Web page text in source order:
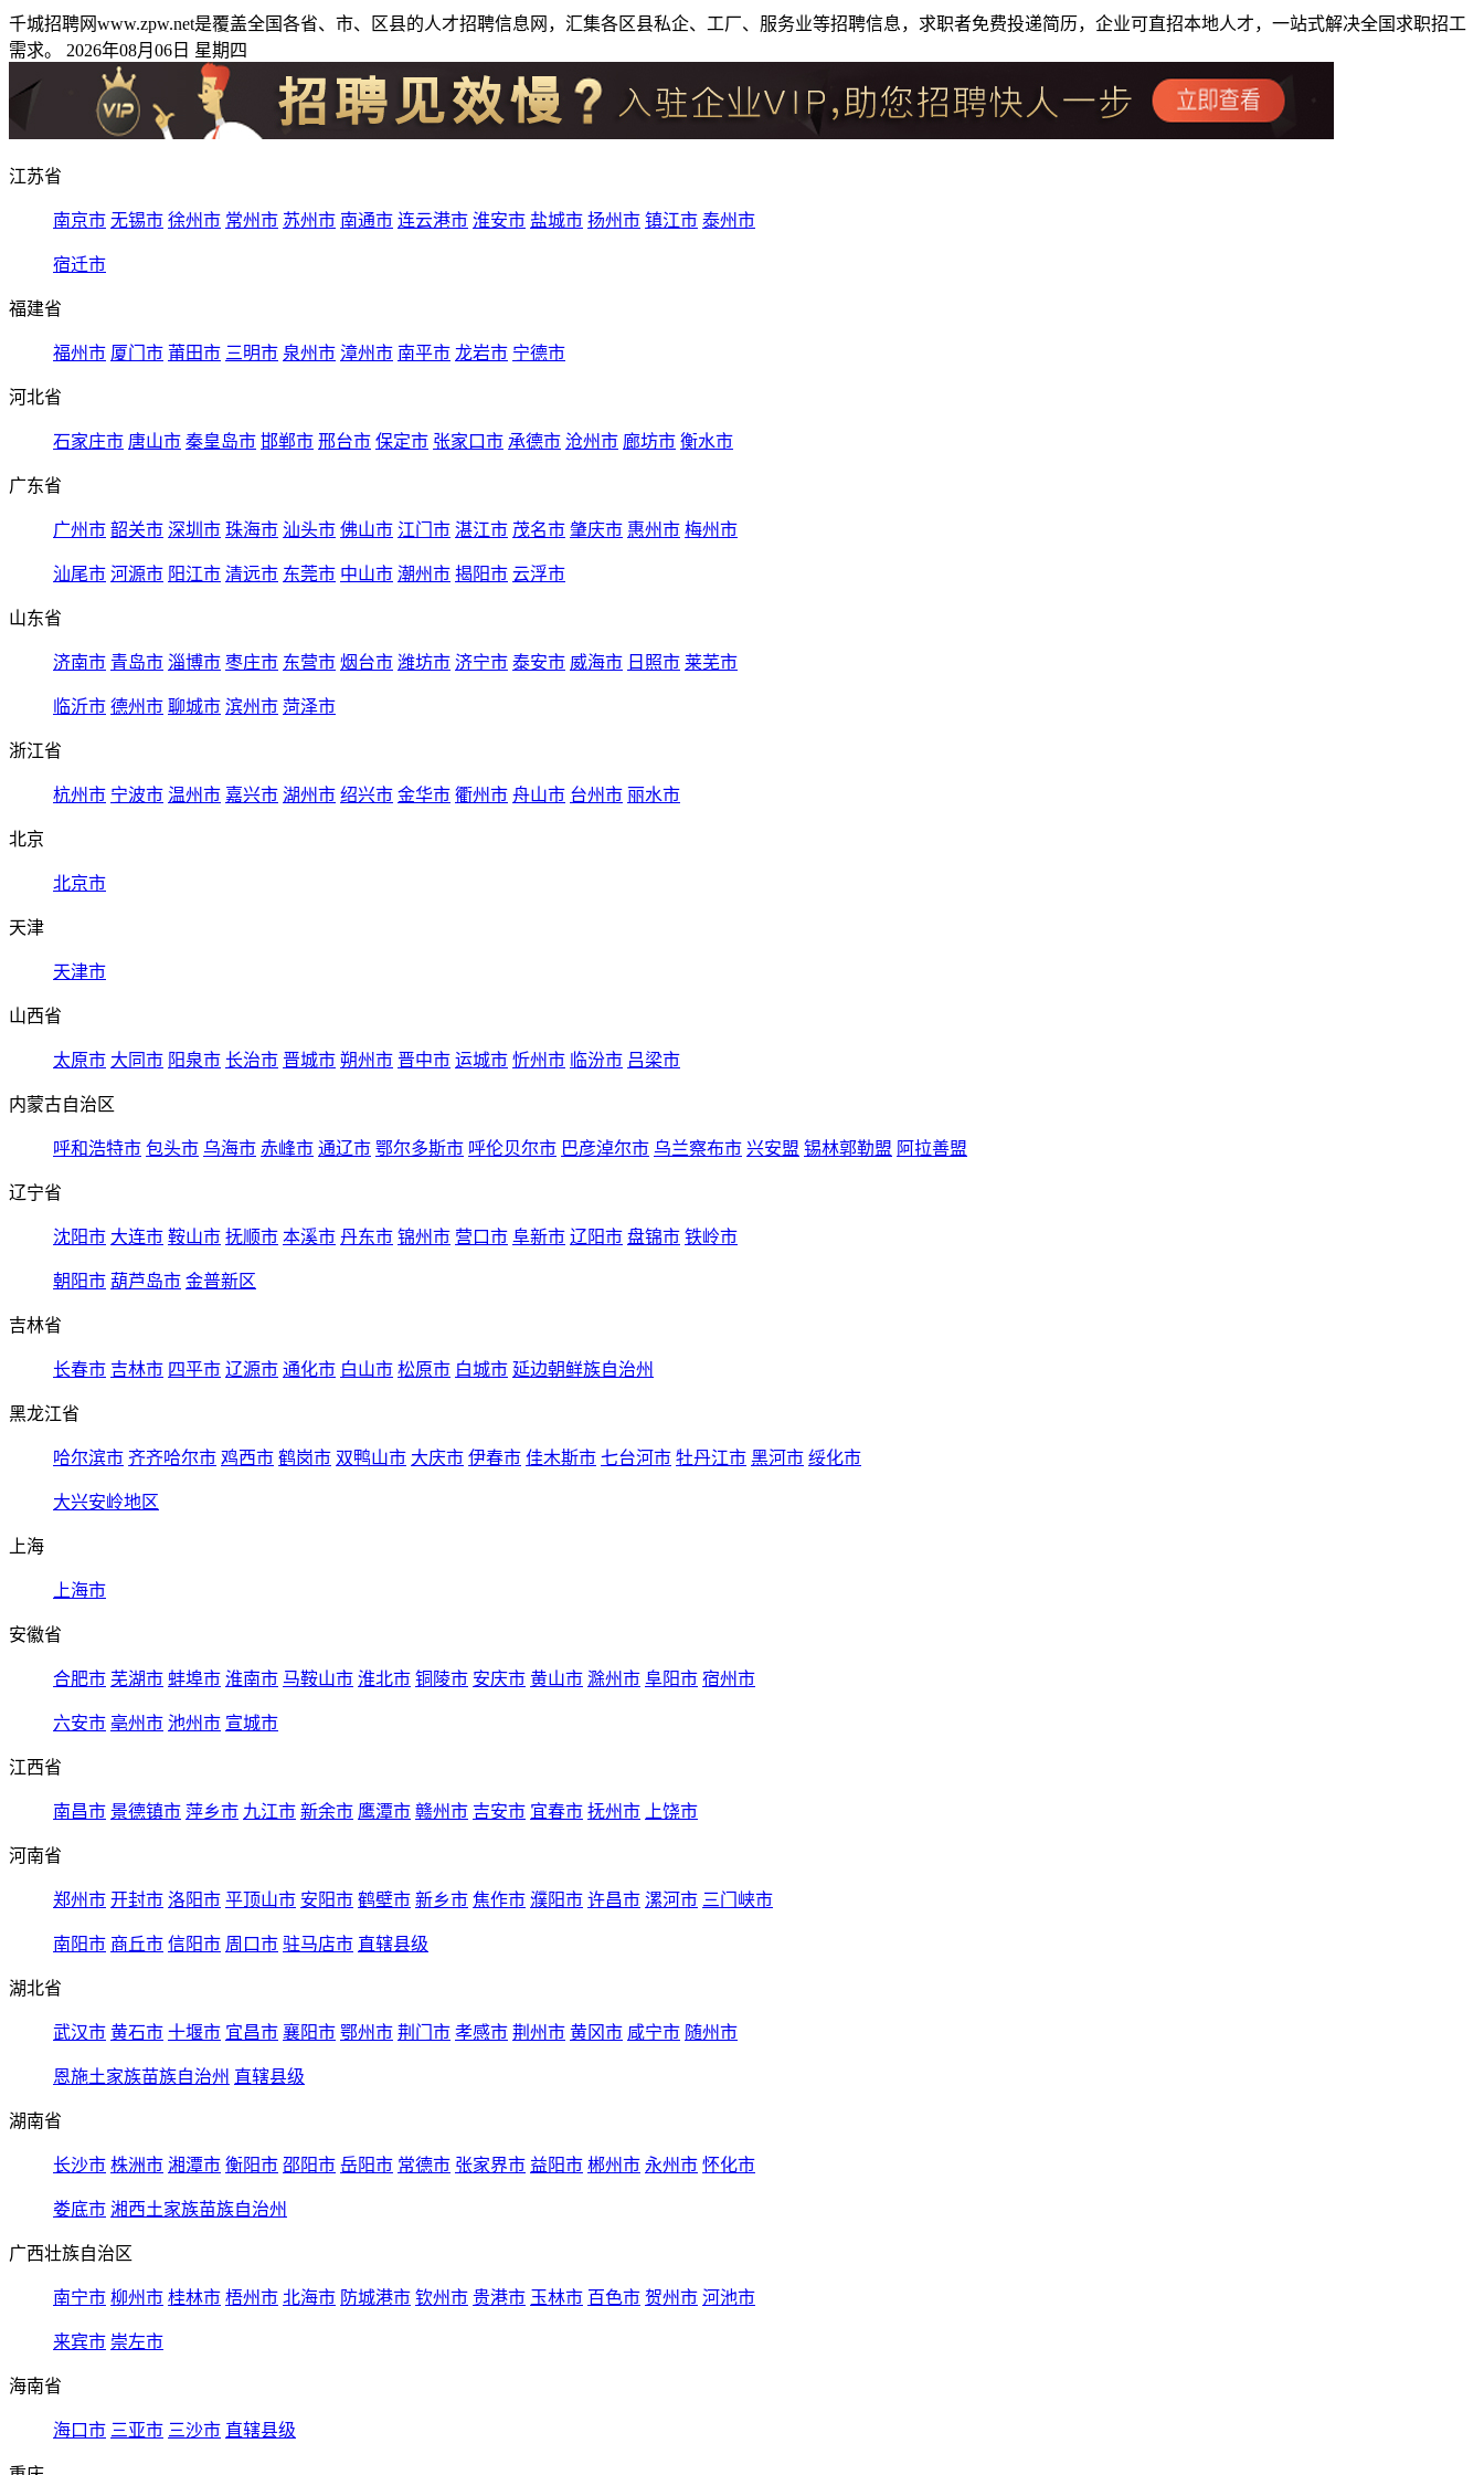
千城招聘网www.zpw.net是覆盖全国各省、市、区县的人才招聘信息网，汇集各区县私企、工厂、服务业等招聘信息，求职者免费投递简历，企业可直招本地人才，一站式解决全国求职招工
需求。 2026年08月06日 星期四
江苏省
南京市 无锡市 徐州市 常州市 苏州市 南通市 连云港市 淮安市 盐城市 扬州市 镇江市 泰州市
宿迁市
福建省
福州市 厦门市 莆田市 三明市 泉州市 漳州市 南平市 龙岩市 宁德市
河北省
石家庄市 唐山市 秦皇岛市 邯郸市 邢台市 保定市 张家口市 承德市 沧州市 廊坊市 衡水市
广东省
广州市 韶关市 深圳市 珠海市 汕头市 佛山市 江门市 湛江市 茂名市 肇庆市 惠州市 梅州市
汕尾市 河源市 阳江市 清远市 东莞市 中山市 潮州市 揭阳市 云浮市
山东省
济南市 青岛市 淄博市 枣庄市 东营市 烟台市 潍坊市 济宁市 泰安市 威海市 日照市 莱芜市
临沂市 德州市 聊城市 滨州市 菏泽市
浙江省
杭州市 宁波市 温州市 嘉兴市 湖州市 绍兴市 金华市 衢州市 舟山市 台州市 丽水市
北京
北京市
天津
天津市
山西省
太原市 大同市 阳泉市 长治市 晋城市 朔州市 晋中市 运城市 忻州市 临汾市 吕梁市
内蒙古自治区
呼和浩特市 包头市 乌海市 赤峰市 通辽市 鄂尔多斯市 呼伦贝尔市 巴彦淖尔市 乌兰察布市 兴安盟 锡林郭勒盟 阿拉善盟
辽宁省
沈阳市 大连市 鞍山市 抚顺市 本溪市 丹东市 锦州市 营口市 阜新市 辽阳市 盘锦市 铁岭市
朝阳市 葫芦岛市 金普新区
吉林省
长春市 吉林市 四平市 辽源市 通化市 白山市 松原市 白城市 延边朝鲜族自治州
黑龙江省
哈尔滨市 齐齐哈尔市 鸡西市 鹤岗市 双鸭山市 大庆市 伊春市 佳木斯市 七台河市 牡丹江市 黑河市 绥化市
大兴安岭地区
上海
上海市
安徽省
合肥市 芜湖市 蚌埠市 淮南市 马鞍山市 淮北市 铜陵市 安庆市 黄山市 滁州市 阜阳市 宿州市
六安市 亳州市 池州市 宣城市
江西省
南昌市 景德镇市 萍乡市 九江市 新余市 鹰潭市 赣州市 吉安市 宜春市 抚州市 上饶市
河南省
郑州市 开封市 洛阳市 平顶山市 安阳市 鹤壁市 新乡市 焦作市 濮阳市 许昌市 漯河市 三门峡市
南阳市 商丘市 信阳市 周口市 驻马店市 直辖县级
湖北省
武汉市 黄石市 十堰市 宜昌市 襄阳市 鄂州市 荆门市 孝感市 荆州市 黄冈市 咸宁市 随州市
恩施土家族苗族自治州 直辖县级
湖南省
长沙市 株洲市 湘潭市 衡阳市 邵阳市 岳阳市 常德市 张家界市 益阳市 郴州市 永州市 怀化市
娄底市 湘西土家族苗族自治州
广西壮族自治区
南宁市 柳州市 桂林市 梧州市 北海市 防城港市 钦州市 贵港市 玉林市 百色市 贺州市 河池市
来宾市 崇左市
海南省
海口市 三亚市 三沙市 直辖县级